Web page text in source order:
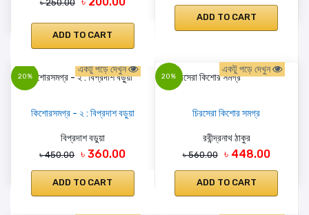
৳ 250.00
ADD TO CART
ADD TO CART
20%
একটু পড়ে দেখুন
কিশোরসমগ্র - ২ : বিপ্রদাশ বড়ুয়া
বিপ্রদাশ বড়ুয়া
৳ 450.00 ৳ 360.00
ADD TO CART
20%
একটু পড়ে দেখুন
চিরসেরা কিশোর সমগ্র
রবীন্দ্রনাথ ঠাকুর
৳ 560.00 ৳ 448.00
ADD TO CART